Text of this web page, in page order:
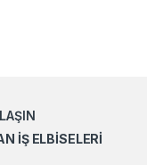
İŞ ELBİSELERİ